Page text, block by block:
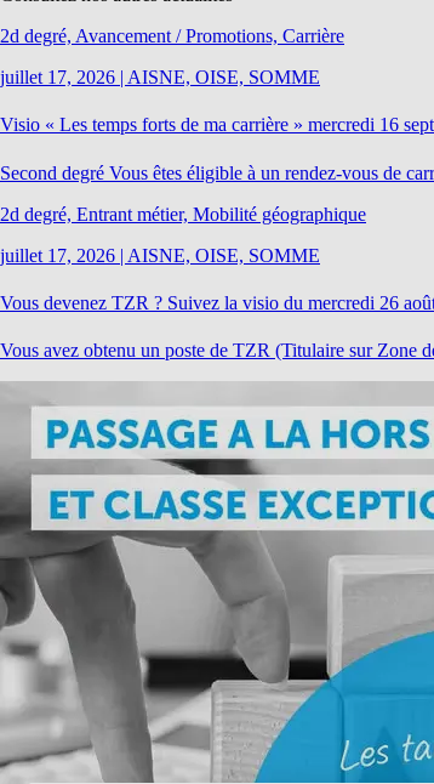
2d degré, Avancement / Promotions, Carrière
juillet 17, 2026 | AISNE, OISE, SOMME
Visio « Les temps forts de ma carrière » mercredi 16
Second degré Vous êtes éligible à un rendez-vous de
2d degré, Entrant métier, Mobilité géographique
juillet 17, 2026 | AISNE, OISE, SOMME
Vous devenez TZR ? Suivez la visio du mercredi 26
Vous avez obtenu un poste de TZR (Titulaire sur Zone